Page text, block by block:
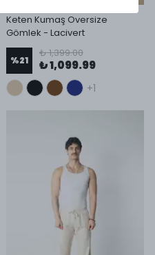
Keten Kumaş Oversize
Gömlek - Lacivert
%21
₺ 1,399.00
₺ 1,099.99
+1